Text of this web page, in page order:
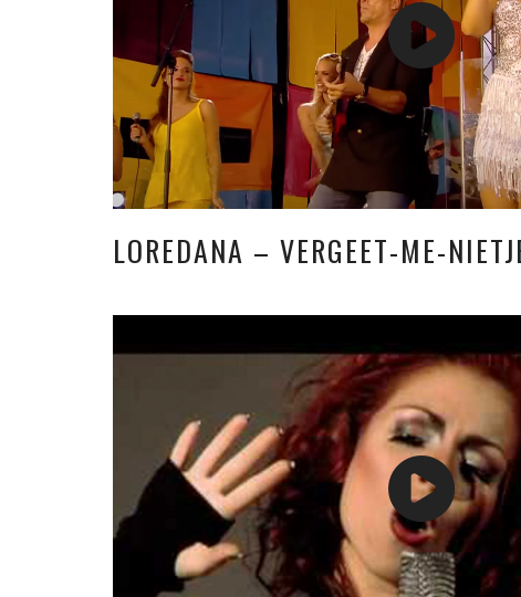
LOREDANA – VERGEET-ME-